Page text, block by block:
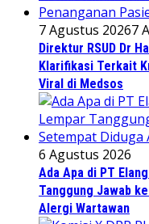
7 Agustus 20267
Direktur RSUD Dr
Klarifikasi Terkait
Viral di Medsos
6 Agustus 2026
Ada Apa di PT
Tanggung Jawab
Alergi Wartawan